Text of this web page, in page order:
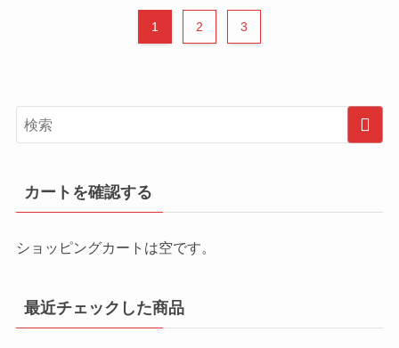
1 2 3
カートを確認する
ショッピングカートは空です。
最近チェックした商品